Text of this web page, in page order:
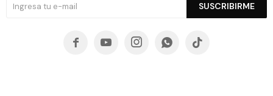
SUSCRIBIRME
    